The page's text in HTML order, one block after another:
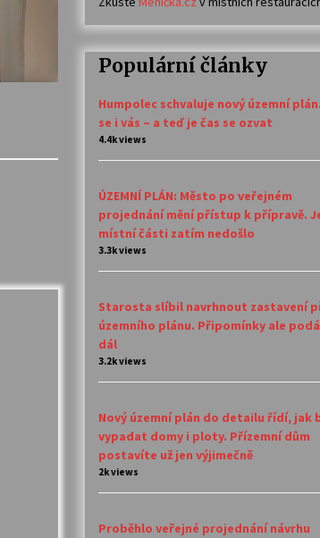
Populární články
Humpolec schvaluje nový územní
se i vás – a teď je čas se ozvat
4.4k views
ÚZEMNÍ PLÁN: Město po veřejném
projednání mění přístup k přípravě.
místní části zatím nedošlo
3.3k views
Starosta slíbil navrhnout zastavení
územního plánu. Připomínky ale
dál
3.2k views
Nový územní plán do detailu řídí, jak
vypadat domy i ploty. Přízemní dům
postavíte už jen výjimečně
2k views
Proběhlo veřejné projednání návrhu